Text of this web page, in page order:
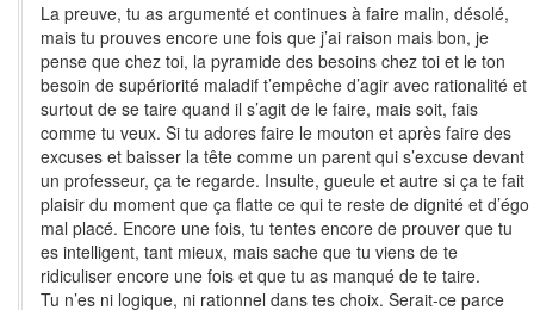
La preuve, tu as argumenté et continues à faire malin, désolé,
mais tu prouves encore une fois que j’ai raison mais bon, je
pense que chez toi, la pyramide des besoins chez toi et le ton
besoin de supériorité maladif t’empêche d’agir avec rationalité et
surtout de se taire quand il s’agit de le faire, mais soit, fais
comme tu veux. Si tu adores faire le mouton et après faire des
excuses et baisser la tête comme un parent qui s’excuse devant
un professeur, ça te regarde. Insulte, gueule et autre si ça te fait
plaisir du moment que ça flatte ce qui te reste de dignité et d’égo
mal placé. Encore une fois, tu tentes encore de prouver que tu
es intelligent, tant mieux, mais sache que tu viens de te
ridiculiser encore une fois et que tu as manqué de te taire.
Tu n’es ni logique, ni rationnel dans tes choix. Serait-ce parce